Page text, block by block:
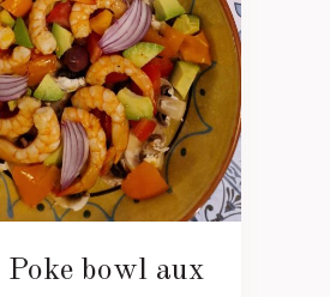
Poke bowl aux